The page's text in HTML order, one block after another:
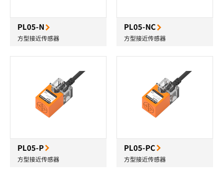
PL05-N
方型接近传感器
PL05-NC
方型接近传感器
PL05-P
方型接近传感器
PL05-PC
方型接近传感器